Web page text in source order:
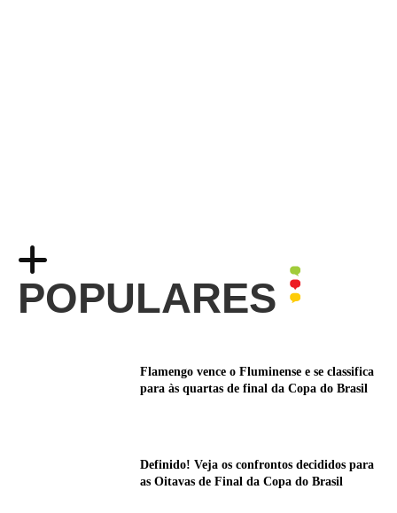
POPULARES
Flamengo vence o Fluminense e se classifica
para às quartas de final da Copa do Brasil
Definido! Veja os confrontos decididos para
as Oitavas de Final da Copa do Brasil